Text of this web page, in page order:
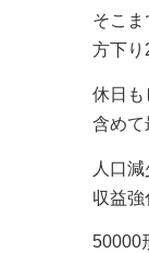
そこ
方下り
休日も
含めて
人口
収益強
50000